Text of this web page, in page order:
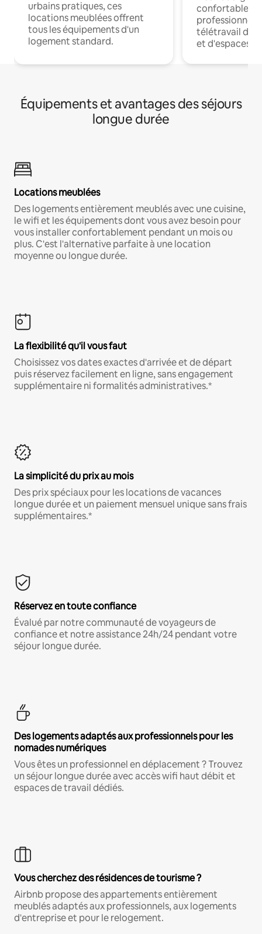
urbains pratiques, ces
locations meublées offrent
tous les équipements d'un
logement standard.
confortables
professionnels
télétravail
et d'espaces
Équipements et avantages des séjours
longue durée
Locations meublées
Des logements entièrement meublés avec une cuisine,
le wifi et les équipements dont vous avez besoin pour
vous installer confortablement pendant un mois ou
plus. C'est l'alternative parfaite à une location
moyenne ou longue durée.
La flexibilité qu'il vous faut
Choisissez vos dates exactes d'arrivée et de départ
puis réservez facilement en ligne, sans engagement
supplémentaire ni formalités administratives.*
La simplicité du prix au mois
Des prix spéciaux pour les locations de vacances
longue durée et un paiement mensuel unique sans frais
supplémentaires.*
Réservez en toute confiance
Évalué par notre communauté de voyageurs de
confiance et notre assistance 24h/24 pendant votre
séjour longue durée.
Des logements adaptés aux professionnels pour les
nomades numériques
Vous êtes un professionnel en déplacement ? Trouvez
un séjour longue durée avec accès wifi haut débit et
espaces de travail dédiés.
Vous cherchez des résidences de tourisme ?
Airbnb propose des appartements entièrement
meublés adaptés aux professionnels, aux logements
d'entreprise et pour le relogement.